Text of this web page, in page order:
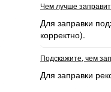
Чем лучше
Для заправки
корректно).
Подскажите, чем
Для заправки